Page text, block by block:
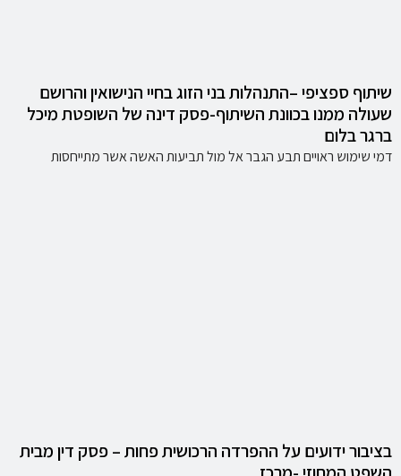
שיתוף ספציפי –התנהלות בני הזוג בחיי הנישואין והרושם
שעולה ממנו בכוונת השיתוף-פסק דינה של השופטת מיכל
ברגר בלום
דמי שימוש ראויים תבע הגבר אל מול תביעות האשה אשר מתייחסות
בציבור ידועים על ההפרדה הרכושית פחות – פסק דין מבית